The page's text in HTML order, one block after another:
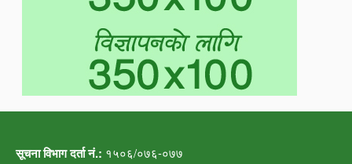
सूचना विभाग दर्ता नं.: १५०६/०७६-०७७